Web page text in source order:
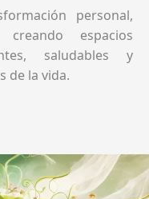
personal,
espacios
saludables y
de la vida.